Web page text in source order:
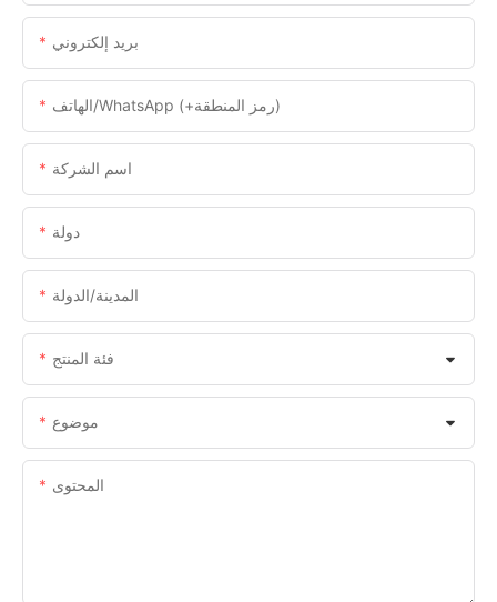
بريد إلكتروني
الهاتف/WhatsApp (+رمز المنطقة)
اسم الشركة
دولة
المدينة/الدولة
فئة المنتج
موضوع
المحتوى